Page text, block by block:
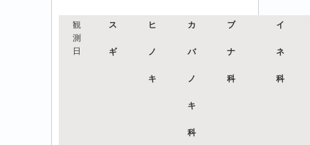
観
測
日
ス
ギ
ヒ
ノ
キ
カ
バ
ノ
キ
科
ブ
ナ
科
イ
ネ
科